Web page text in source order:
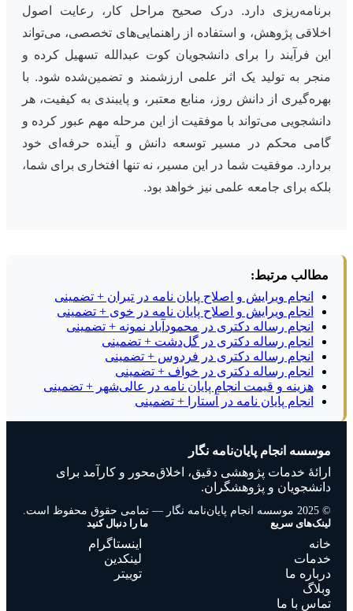
برنامه‌ریزی دارد. درک صحیح مراحل کار، رعایت اصول
اخلاقی پژوهش، و استفاده از راهنمایی‌های تخصصی، می‌تواند
این فرآیند را برای دانشجویان کوت عبدالله تسهیل کرده و
منجر به تولید یک اثر علمی ارزشمند و تضمین‌شده شود. با
بهره‌گیری از دانش روز، منابع معتبر، و پایبندی به کیفیت، هر
دانشجویی می‌تواند با موفقیت از این مرحله مهم عبور کرده و
گامی محکم در مسیر توسعه دانش و آینده حرفه‌ای خود
بردارد. موفقیت شما در این مسیر، نه تنها افتخاری برای شما،
بلکه برای جامعه علمی نیز خواهد بود.
مطالب مرتبط:
انجام ویرایش و اصلاح پایان نامه در تیران + تضمینی
انجام ویرایش و اصلاح پایان نامه در خوی + تضمینی
انجام رساله دکتری در محمودآباد نمونه + تضمینی
انجام رساله دکتری در گل‌دشت + تضمینی
انجام رساله دکتری در فردوس + تضمینی
انجام رساله دکتری در خواف + تضمینی
هزینه و قیمت انجام پایان نامه در عالی‌شهر + تضمینی
انجام پایان نامه در آستارا + تضمینی
موسسه انجام پایان‌نامه نگار
ارائهٔ خدمات پژوهشی دقیق، اخلاق‌محور و کارآمد برای
دانشجویان و پژوهشگران.
© 2025 موسسه انجام پایان‌نامه نگار — تمامی حقوق محفوظ است.
لینک‌های سریع
خانه
خدمات
درباره ما
وبلاگ
تماس با ما
ما را دنبال کنید
اینستاگرام
لینکدین
توییتر